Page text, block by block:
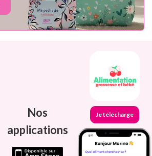
Nos
applications
Je télécharge